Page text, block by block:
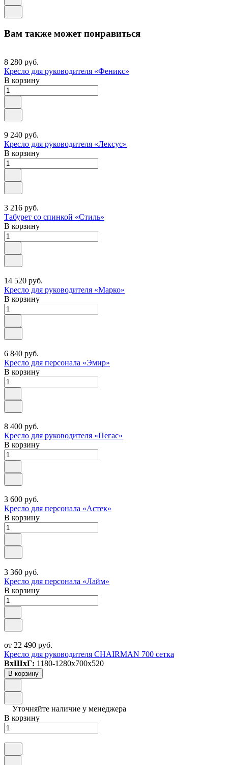
Вам также может понравиться
8 280 руб.
Кресло для руководителя «Феникс»
В корзину
9 240 руб.
Кресло для руководителя «Лексус»
В корзину
3 216 руб.
Табурет со спинкой «Стиль»
В корзину
14 520 руб.
Кресло для руководителя «Марко»
В корзину
6 840 руб.
Кресло для персонала «Эмир»
В корзину
8 400 руб.
Кресло для руководителя «Пегас»
В корзину
3 600 руб.
Кресло для персонала «Астек»
В корзину
3 360 руб.
Кресло для персонала «Лайм»
В корзину
от 22 490 руб.
Кресло для руководителя CHAIRMAN 700 сетка
ВxШxГ: 1180-1280x700x520
В корзину
Уточняйте наличие у менеджера
В корзину